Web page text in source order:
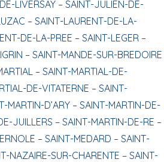
LIVERSAY – SAINT-JULIEN-DE-
– SAINT-LAURENT-DE-LA-
DE-LA-PREE – SAINT-LEGER –
–SAINT-MANDE-SUR-BREDOIRE
– SAINT-MARTIAL-DE-
DE-VITATERNE –SAINT-
MARTIN-D’ARY – SAINT-MARTIN-DE-
JUILLERS – SAINT-MARTIN-DE-RE –
– SAINT-MEDARD – SAINT-
NAZAIRE-SUR-CHARENTE – SAINT-